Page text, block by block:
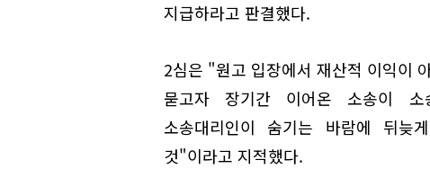
지급하라고 판결했다.
2심은 "원고 입장에서 재산적 이익이
묻고자 장기간 이어온 소송이 소
소송대리인이 숨기는 바람에 뒤늦
것"이라고 지적했다.